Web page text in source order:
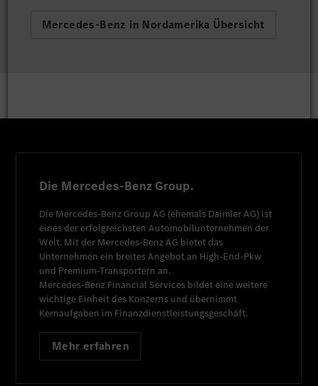
Mercedes-Benz in Nordamerika Übersicht
Die Mercedes-Benz Group.
Die Mercedes-Benz Group AG (ehemals Daimler AG) ist
eines der erfolgreichsten Automobilunternehmen der
Welt. Mit der Mercedes-Benz AG bietet das
Unternehmen ein breites Angebot an High-End-Pkw
und Premium-Transportern an.
Mercedes-Benz Financial Services bildet eine weitere
wichtige Einheit des Konzerns und übernimmt
Kernaufgaben im Finanzdienstleistungsgeschäft.
Mehr erfahren